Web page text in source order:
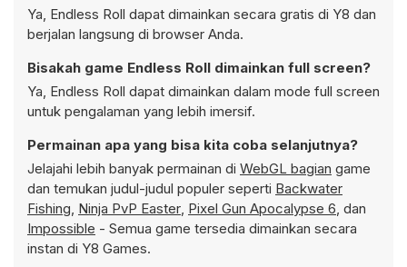
Ya, Endless Roll dapat dimainkan secara gratis di Y8 dan
berjalan langsung di browser Anda.
Bisakah game Endless Roll dimainkan full screen?
Ya, Endless Roll dapat dimainkan dalam mode full screen
untuk pengalaman yang lebih imersif.
Permainan apa yang bisa kita coba selanjutnya?
Jelajahi lebih banyak permainan di WebGL bagian game
dan temukan judul-judul populer seperti Backwater
Fishing, Ninja PvP Easter, Pixel Gun Apocalypse 6, dan
Impossible - Semua game tersedia dimainkan secara
instan di Y8 Games.